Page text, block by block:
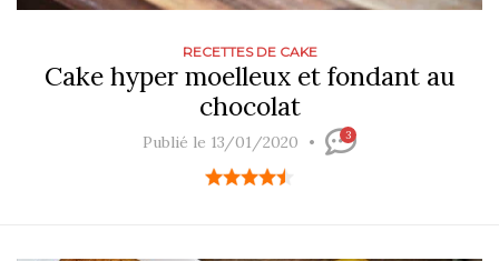
RECETTES DE CAKE
Cake hyper moelleux et fondant au
chocolat
Publié le 13/01/2020 3